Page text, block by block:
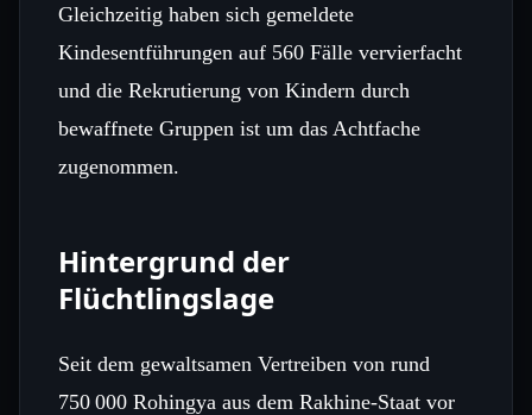
Gleichzeitig haben sich gemeldete
Kindesentführungen auf 560 Fälle vervierfacht
und die Rekrutierung von Kindern durch
bewaffnete Gruppen ist um das Achtfache
zugenommen.
Hintergrund der
Flüchtlingslage
Seit dem gewaltsamen Vertreiben von rund
750 000 Rohingya aus dem Rakhine‑Staat vor